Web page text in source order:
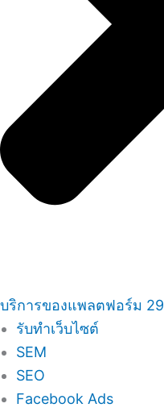
บริการของแพลตฟอร์ม 29
รับทำเว็บไซต์
SEM
SEO
Facebook Ads